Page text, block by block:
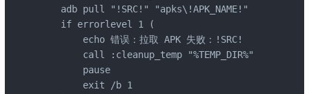
    adb pull "!SRC!" "apks\!APK_NAME!"
    if errorlevel 1 (
        echo 错误：拉取 APK 失败：!SRC!
        call :cleanup_temp "%TEMP_DIR%"
        pause
        exit /b 1